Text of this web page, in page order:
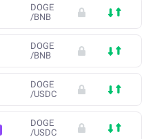
DOGE
/BNB
DOGE
/BNB
DOGE
/USDC
DOGE
/USDC